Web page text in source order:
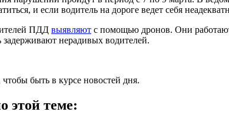
и если водитель на дороге ведет себя
ПДД выявляют с помощью дронов. Они
нерадивых водителей.
быть в курсе новостей дня.
этой теме: